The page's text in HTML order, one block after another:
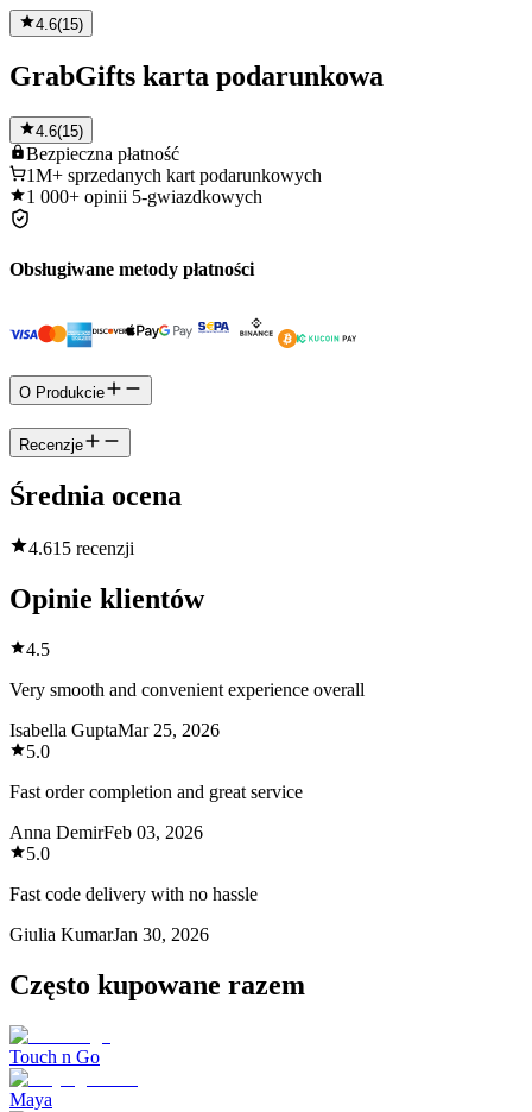
4.6(15)
GrabGifts karta podarunkowa
4.6(15)
Bezpieczna płatność
1M+ sprzedanych kart podarunkowych
1 000+ opinii 5-gwiazdkowych
Obsługiwane metody płatności
O Produkcie
Recenzje
Średnia ocena
4.615 recenzji
Opinie klientów
4.5
Very smooth and convenient experience overall
Isabella GuptaMar 25, 2026
5.0
Fast order completion and great service
Anna DemirFeb 03, 2026
5.0
Fast code delivery with no hassle
Giulia KumarJan 30, 2026
Często kupowane razem
Touch n Go
Maya